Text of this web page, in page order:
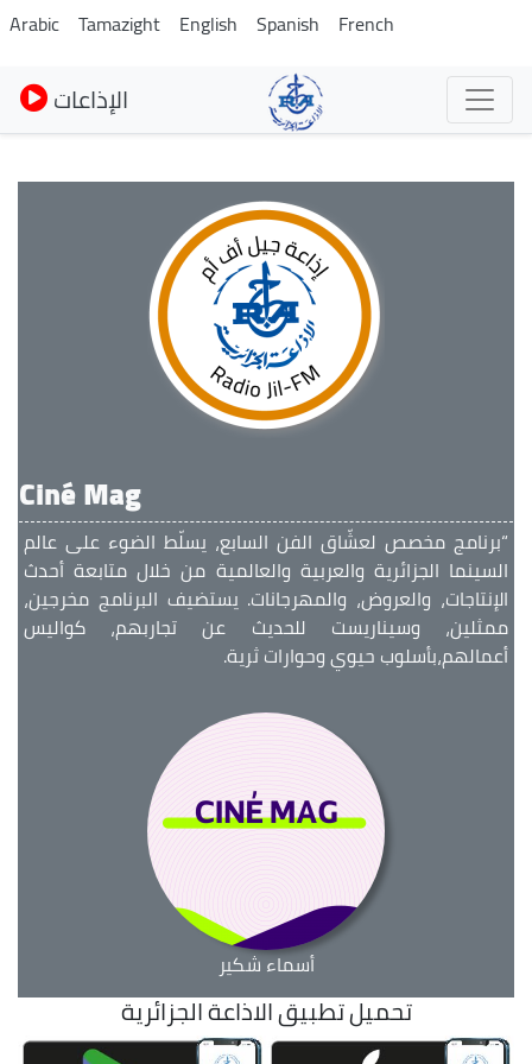
Pasar
al
contenido
principal
Arabic Tamazight English Spanish French
الإذاعات
Ciné Mag
“برنامج مخصص لعشّاق الفن السابع، يسلّط الضوء على عالم
السينما الجزائرية والعربية والعالمية من خلال متابعة أحدث
الإنتاجات، والعروض، والمهرجانات. يستضيف البرنامج مخرجين،
ممثلين، وسيناريست للحديث عن تجاربهم، كواليس
أعمالهم،بأسلوب حيوي وحوارات ثرية.
أسماء شكير
تحميل تطبيق الاذاعة الجزائرية